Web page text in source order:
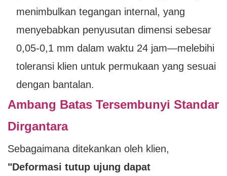
menimbulkan tegangan internal, yang
menyebabkan penyusutan dimensi sebesar
0,05-0,1 mm dalam waktu 24 jam—melebihi
toleransi klien untuk permukaan yang sesuai
dengan bantalan.
Ambang Batas Tersembunyi Standar
Dirgantara
Sebagaimana ditekankan oleh klien,
"Deformasi tutup ujung dapat